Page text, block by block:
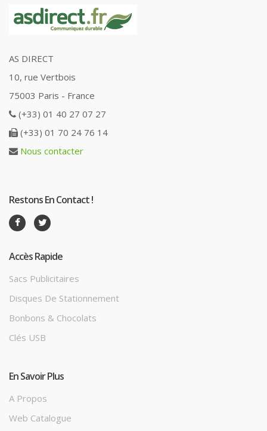
AS DIRECT
10, rue Vertbois
75003 Paris - France
(+33) 01 40 27 07 27
(+33) 01 70 24 76 14
Nous contacter
Restons En Contact !
Accès Rapide
Sacs Publicitaires
Disques De Stationnement
Bonbons & Chocolats
Clés USB
En Savoir Plus
A Propos
Web Catalogue